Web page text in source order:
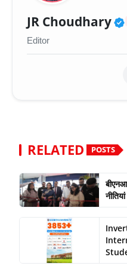
JR Choudhary
Editor
RELATED POSTS